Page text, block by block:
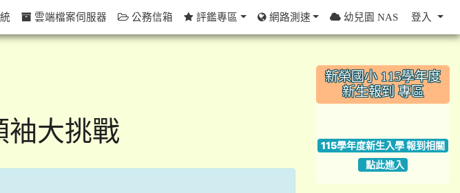
袖大挑戰
:::
新榮國小 115學年度
新生報到 專區
115學年度新生入學 報到相關
點此進入
雲端檔案伺服器 公務信箱 評鑑專區 網路測速 幼兒園 NAS 登入